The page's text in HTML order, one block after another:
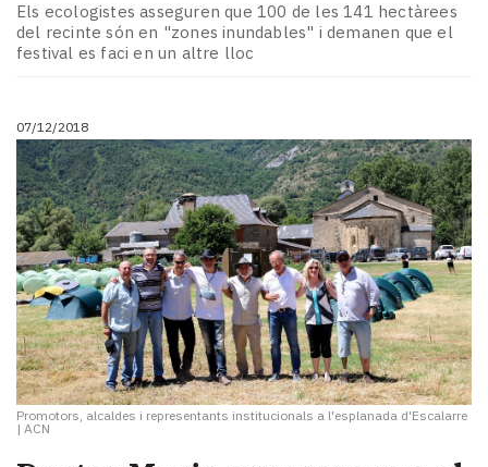
Els ecologistes asseguren que 100 de les 141 hectàrees
del recinte són en "zones inundables" i demanen que el
festival es faci en un altre lloc
07/12/2018
Promotors, alcaldes i representants institucionals a l'esplanada d'Escalarre
| ACN